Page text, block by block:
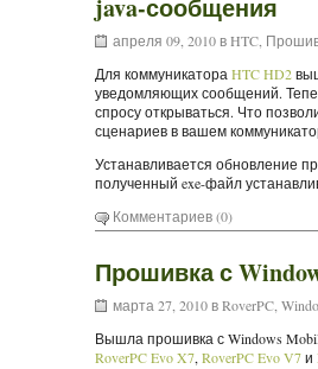
java-сообщения
апреля 09, 2010 вHTC
Для коммуникатора HTC HD2
уведомляющих сообщений.
спросу открываться. Что
сценариев в вашем
Устанавливается обновление
полученный exe-файл
Комментариев (0)
Прошивка с
марта 27, 2010 вRoverPC
Вышла прошивка с Windows
RoverPC Evo X7, RoverPC Evo V7и